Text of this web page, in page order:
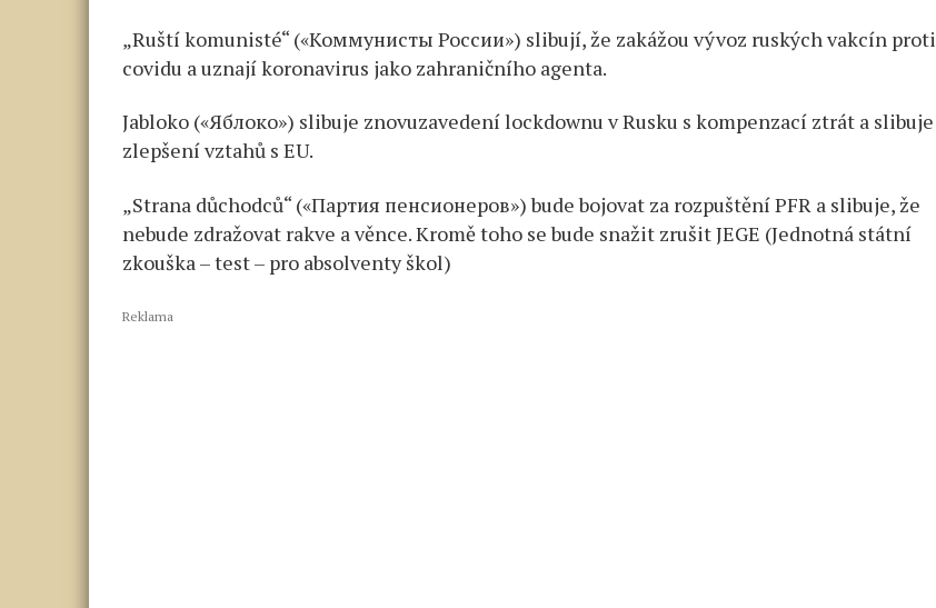
„Ruští komunisté“ («Коммунисты России») slibují, že zakážou vývoz ruských vakcín proti
covidu a uznají koronavirus jako zahraničního agenta.
Jabloko («Яблоко») slibuje znovuzavedení lockdownu v Rusku s kompenzací ztrát a slibuje
zlepšení vztahů s EU.
„Strana důchodců“ («Партия пенсионеров») bude bojovat za rozpuštění PFR a slibuje, že
nebude zdražovat rakve a věnce. Kromě toho se bude snažit zrušit JEGE (Jednotná státní
zkouška – test – pro absolventy škol)
Reklama